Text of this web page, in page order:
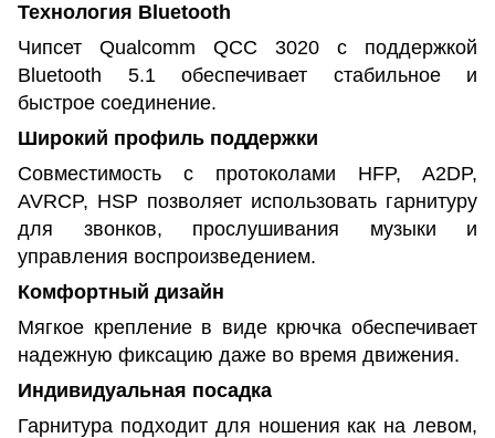
Технология Bluetooth
Чипсет Qualcomm QCC 3020 с поддержкой
Bluetooth 5.1 обеспечивает стабильное и
быстрое соединение.
Широкий профиль поддержки
Совместимость с протоколами HFP, A2DP,
AVRCP, HSP позволяет использовать гарнитуру
для звонков, прослушивания музыки и
управления воспроизведением.
Комфортный дизайн
Мягкое крепление в виде крючка обеспечивает
надежную фиксацию даже во время движения.
Индивидуальная посадка
Гарнитура подходит для ношения как на левом,